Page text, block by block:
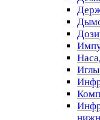
Иглы